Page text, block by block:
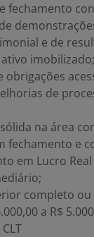
fechamento
e de
imobilizado;
obrigações
de
na área
fechamento e
em Lucro
completo
a R$